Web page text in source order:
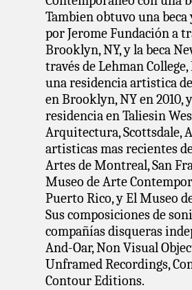
Tambien obtuvo una
por Jerome Fundación a
Brooklyn, NY, y la beca
través de Lehman
una residencia artistica
en Brooklyn, NY en 2010,
residencia en Taliesin
Arquitectura, Scottsdale,
artisticas mas recientes
Artes de Montreal, San
Museo de Arte
Puerto Rico, y El Museo
Sus composiciones de
compañías disqueras
And-Oar, Non Visual
Unframed Recordings,
Contour Editions.